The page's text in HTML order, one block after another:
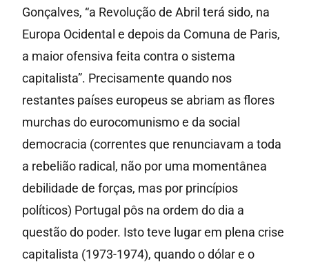
Gonçalves, “a Revolução de Abril terá sido, na
Europa Ocidental e depois da Comuna de Paris,
a maior ofensiva feita contra o sistema
capitalista”. Precisamente quando nos
restantes países europeus se abriam as flores
murchas do eurocomunismo e da social
democracia (correntes que renunciavam a toda
a rebelião radical, não por uma momentânea
debilidade de forças, mas por princípios
políticos) Portugal pôs na ordem do dia a
questão do poder. Isto teve lugar em plena crise
capitalista (1973-1974), quando o dólar e o